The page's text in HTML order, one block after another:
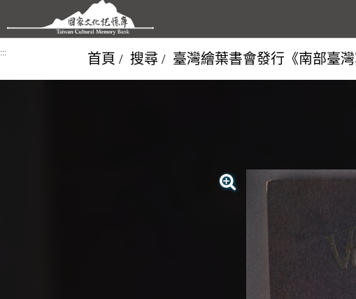
跳到主要內容區塊
::: 首頁 搜尋 臺灣繪葉書會發行《南部臺